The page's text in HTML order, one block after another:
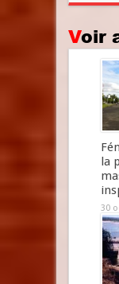
Voir
la
30